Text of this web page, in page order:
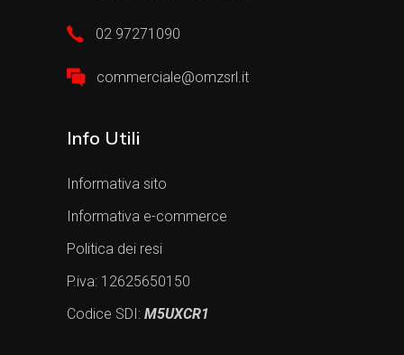
02 97271090
commerciale@omzsrl.it
Info Utili
Informativa sito
Informativa e-commerce
Politica dei resi
P.iva: 12625650150
Codice SDI: M5UXCR1